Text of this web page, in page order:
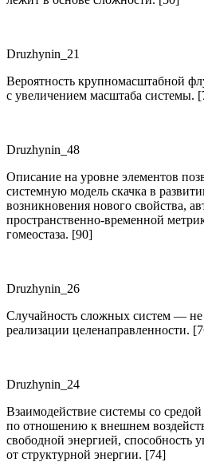
Druzhynin_21
Вероятность крупномасштабной
с увеличением масштаба системы.
Druzhynin_48
Описание на уровне элементов
системную модель скачка в
возникновения нового свойства,
пространственно-временной
гомеостаза. [90]
Druzhynin_26
Случайность сложных систем — не
реализации целенаправленности.
Druzhynin_24
Взаимодействие системы со средой
по отношению к внешнем
свободной энергией, способность
от структурной энергии. [74]